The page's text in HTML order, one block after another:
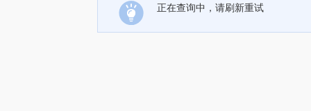
正在查询中，请刷新重试